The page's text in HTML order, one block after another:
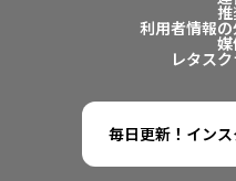
利用者情報
レタス
毎日更新！インス